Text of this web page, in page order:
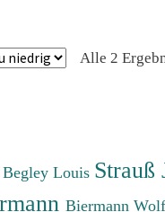
Alle 2
Begley Louis Strauß
Biermann Wolf